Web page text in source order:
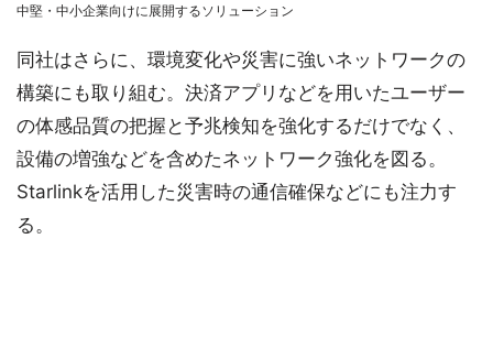
中堅・中小企業向けに展開するソリューション
同社はさらに、環境変化や災害に強いネットワークの
構築にも取り組む。決済アプリなどを用いたユーザー
の体感品質の把握と予兆検知を強化するだけでなく、
設備の増強などを含めたネットワーク強化を図る。
Starlinkを活用した災害時の通信確保などにも注力す
る。